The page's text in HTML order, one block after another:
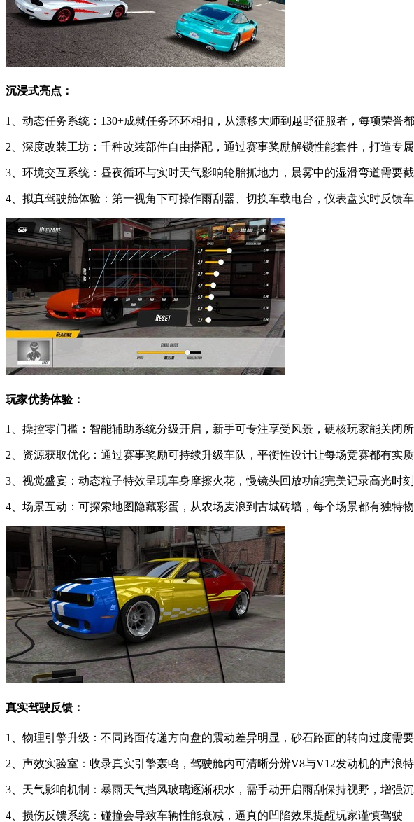
沉浸式亮点：
1、动态任务系统：130+成就任务环环相扣，从漂移大师到越野征服者，每项荣誉
2、深度改装工坊：千种改装部件自由搭配，通过赛事奖励解锁性能套件，打造专
3、环境交互系统：昼夜循环与实时天气影响轮胎抓地力，晨雾中的湿滑弯道需要
4、拟真驾驶舱体验：第一视角下可操作雨刮器、切换车载电台，仪表盘实时反馈
玩家优势体验：
1、操控零门槛：智能辅助系统分级开启，新手可专注享受风景，硬核玩家能关闭
2、资源获取优化：通过赛事奖励可持续升级车队，平衡性设计让每场竞赛都有实
3、视觉盛宴：动态粒子特效呈现车身摩擦火花，慢镜头回放功能完美记录高光时刻
4、场景互动：可探索地图隐藏彩蛋，从农场麦浪到古城砖墙，每个场景都有独特
真实驾驶反馈：
1、物理引擎升级：不同路面传递方向盘的震动差异明显，砂石路面的转向过度需
2、声效实验室：收录真实引擎轰鸣，驾驶舱内可清晰分辨V8与V12发动机的声浪
3、天气影响机制：暴雨天气挡风玻璃逐渐积水，需手动开启雨刮保持视野，增强
4、损伤反馈系统：碰撞会导致车辆性能衰减，逼真的凹陷效果提醒玩家谨慎驾驶